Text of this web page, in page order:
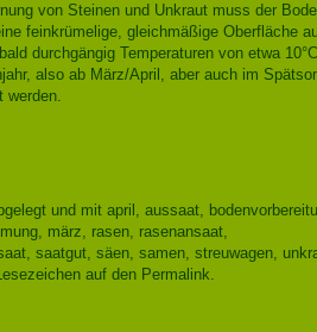
von Steinen und Unkraut muss der
feinkrümelige, gleichmäßige Oberfläche
durchgängig Temperaturen von etwa
also ab März/April, aber auch im
werden.
und mit april , aussaat,
, märz, rasen, rasenansaat,
, saatgut, säen, samen, streuwagen,
auf den Permalink.